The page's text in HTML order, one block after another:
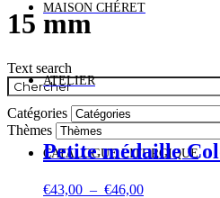
MAISON CHÉRET
ATELIER
CATALOGUE LITURGIQUE
15 mm
Text search
Catégories
Thèmes
Petite médaille
€43,00 – €46,00Plage